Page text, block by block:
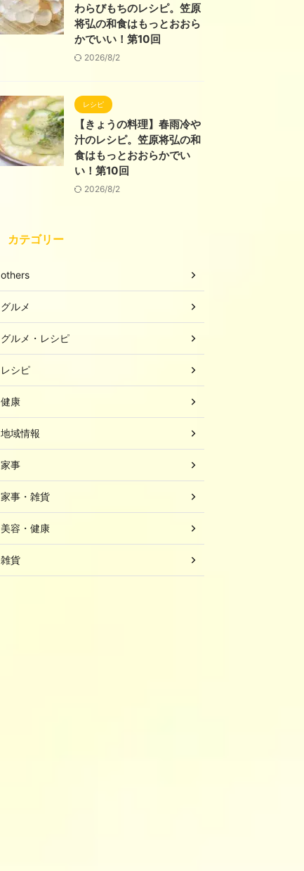
わらびもちのレシピ。笠原
将弘の和食はもっとおおら
かでいい！第10回
2026/8/2
レシピ
【きょうの料理】春雨冷や
汁のレシピ。笠原将弘の和
食はもっとおおらかでい
い！第10回
2026/8/2
カテゴリー
others
グルメ
グルメ・レシピ
レシピ
健康
地域情報
家事
家事・雑貨
美容・健康
雑貨